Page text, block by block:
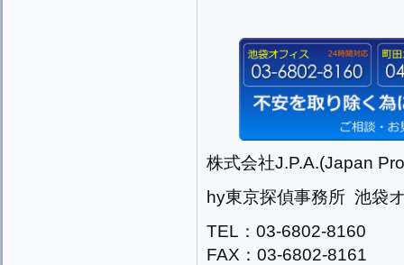
株式会社J.P.A.(Japan
hy東京探偵事務所 池袋
TEL：03-6802-8160
FAX：03-6802-8161